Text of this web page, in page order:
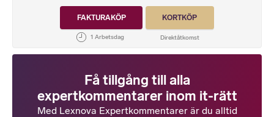
FAKTURAKÖP KORTKÖP
Få tillgång till alla
expertkommentarer inom it-rätt
Med Lexnova Expertkommentarer är du alltid